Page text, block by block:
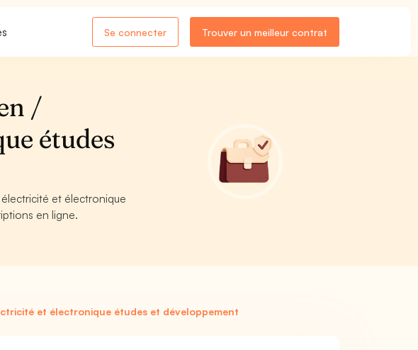
Se connecter Trouver un meilleur contrat
/
études
et électronique
en ligne.
et électronique études et développement